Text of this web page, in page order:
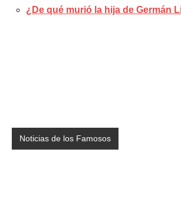
¿De qué murió la hija de Germán
Noticias de los Famosos